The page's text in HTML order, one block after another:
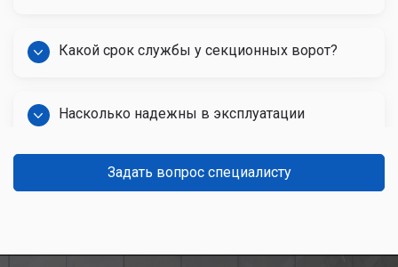
Какой срок службы у секционных ворот?
Насколько надежны в эксплуатации
Какой срок службы гаражных ворот?
Можно ли ручные ворота сделать
Задать вопрос специалисту